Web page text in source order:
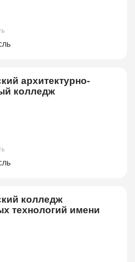
архитектурно-
колледж
колледж
технологий имени